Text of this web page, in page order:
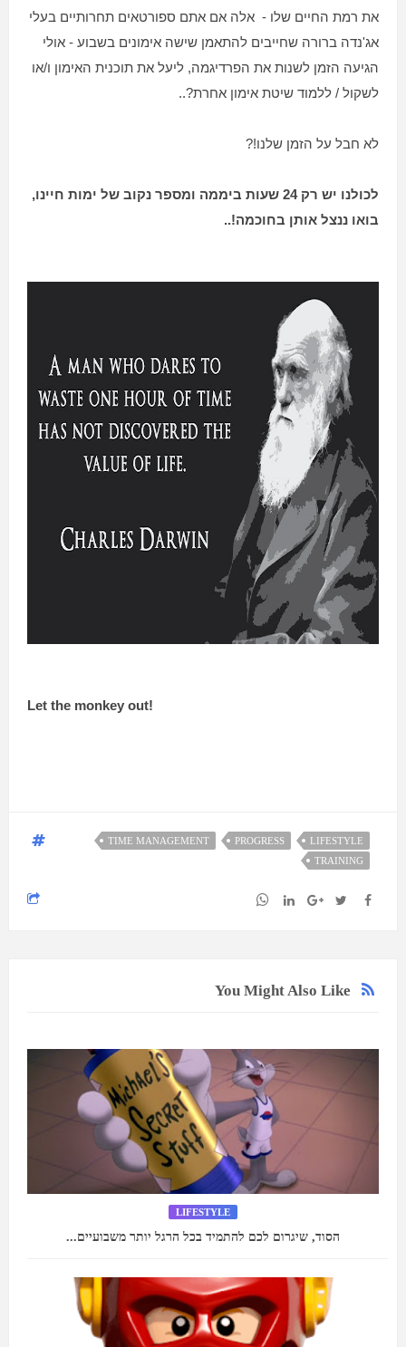
את רמת החיים שלו - אלה אם אתם ספורטאים תחרותיים בעלי
אג'נדה ברורה שחייבים להתאמן שישה אימונים בשבוע - אולי
הגיעה הזמן לשנות את הפרדיגמה, ליעל את תוכנית האימון ו/או
לשקול / ללמוד שיטת אימון אחרת?..
לא חבל על הזמן שלנו!?
לכולנו יש רק 24 שעות ביממה ומספר נקוב של ימות חיינו,
בואו ננצל אותן בחוכמה!..
!
Let the monkey out
LIFESTYLE
PROGRESS
TIME MANAGEMENT
TRAINING
You Might Also Like
LIFESTYLE
הסוד, שיגרום לכם להתמיד בכל הרגל יותר משבועיים...